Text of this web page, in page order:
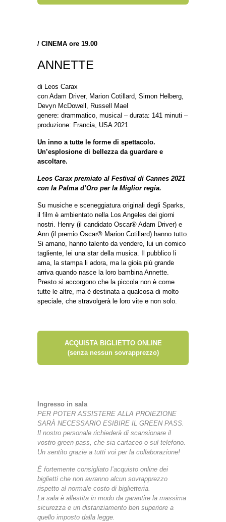
/ CINEMA ore 19.00
ANNETTE
di Leos Carax
con Adam Driver, Marion Cotillard, Simon Helberg,
Devyn McDowell, Russell Mael
genere: drammatico, musical – durata: 141 minuti –
produzione: Francia, USA 2021
Un inno a tutte le forme di spettacolo.
Un’esplosione di bellezza da guardare e
ascoltare.
Leos Carax premiato al Festival di Cannes 2021
con la Palma d’Oro per la Miglior regia.
Su musiche e sceneggiatura originali degli Sparks,
il film è ambientato nella Los Angeles dei giorni
nostri. Henry (il candidato Oscar® Adam Driver) e
Ann (il premio Oscar® Marion Cotillard) hanno tutto.
Si amano, hanno talento da vendere, lui un comico
tagliente, lei una star della musica. Il pubblico li
ama, la stampa li adora, ma la gioia più grande
arriva quando nasce la loro bambina Annette.
Presto si accorgono che la piccola non è come
tutte le altre, ma è destinata a qualcosa di molto
speciale, che stravolgerà le loro vite e non solo.
ACQUISTA BIGLIETTO ONLINE
(senza nessun sovrapprezzo)
Ingresso in sala
PER POTER ASSISTERE ALLA PROIEZIONE
SARÀ NECESSARIO ESIBIRE IL GREEN PASS.
Il nostro personale richiederà di scansionare il
vostro green pass, che sia cartaceo o sul telefono.
Un sentito grazie a tutti voi per la collaborazione!
È fortemente consigliato l’acquisto online dei
biglietti che non avranno alcun sovrapprezzo
rispetto al normale costo di biglietteria.
La sala è allestita in modo da garantire la massima
sicurezza e un distanziamento ben superiore a
quello imposto dalla legge.